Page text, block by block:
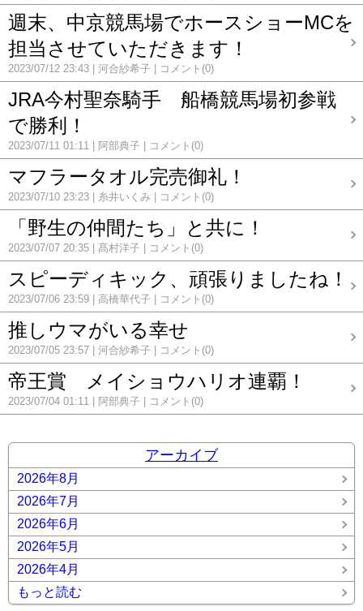
週末、中京競馬場でホースショーMCを
担当させていただきます！
2023/07/12 23:43 河合紗希子 コメント(0)
JRA今村聖奈騎手 船橋競馬場初参戦
で勝利！
2023/07/11 01:11 阿部典子 コメント(0)
マフラータオル完売御礼！
2023/07/10 23:23 糸井いくみ コメント(0)
「野生の仲間たち」と共に！
2023/07/07 20:35 髙村洋子 コメント(0)
スピーディキック、頑張りましたね！
2023/07/06 23:59 高橋華代子 コメント(0)
推しウマがいる幸せ
2023/07/05 23:57 河合紗希子 コメント(0)
帝王賞 メイショウハリオ連覇！
2023/07/04 01:11 阿部典子 コメント(0)
アーカイブ
2026年8月
2026年7月
2026年6月
2026年5月
2026年4月
もっと読む